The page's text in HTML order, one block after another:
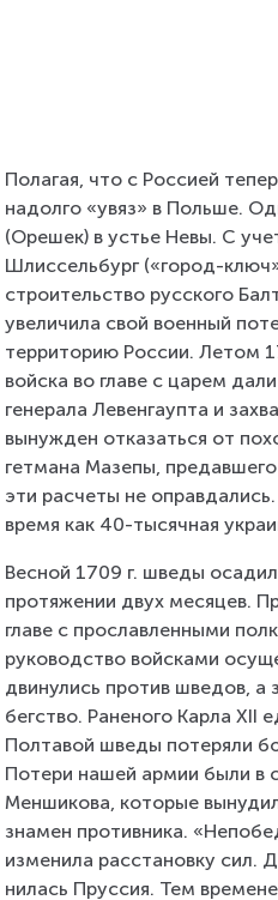
Полагая, что с Россией
надолго «увяз» в Польше.
(Орешек) в устье Невы. С
Шлиссельбург («город-
строительство русского
увеличила свой военный
территорию России. Летом
войска во главе с царем
генерала Левенгаупта и
вынужден отказаться от
гетмана Мазепы,
эти расчеты не
время как 40-тысячная
Весной 1709 г. шведы
протяжении двух месяцев.
главе с прославленными
руководство войсками
двинулись против шведов,
бегство. Раненого Карла
Полтавой шведы потеряли
Потери нашей армии были в
Меншикова, которые
знамен противника.
изменила расстановку сил.
нилась Пруссия. Тем